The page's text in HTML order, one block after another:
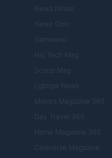
Newz Illinois
Newz Ohio
Gameland
Hig Tech Mag
Scoop Mag
Lgbtqia News
Motors Magazine 365
Day Travel 365
Home Magazine 365
Cineverse Magazine